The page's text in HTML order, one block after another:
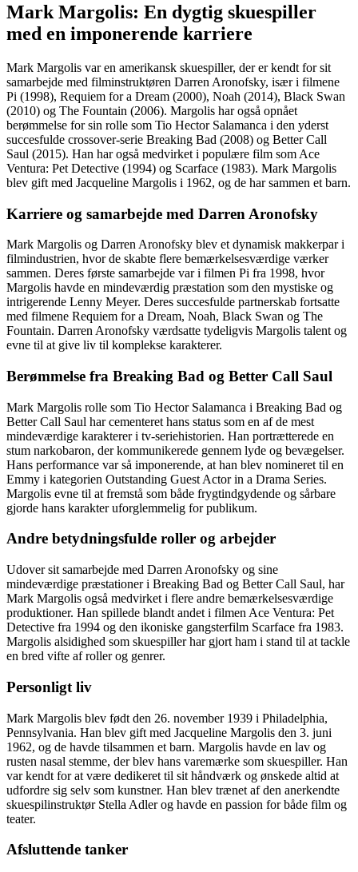
Mark Margolis: En dygtig skuespiller
med en imponerende karriere
Mark Margolis var en amerikansk skuespiller, der er kendt for sit
samarbejde med filminstruktøren Darren Aronofsky, især i filmene
Pi (1998), Requiem for a Dream (2000), Noah (2014), Black Swan
(2010) og The Fountain (2006). Margolis har også opnået
berømmelse for sin rolle som Tio Hector Salamanca i den yderst
succesfulde crossover-serie Breaking Bad (2008) og Better Call
Saul (2015). Han har også medvirket i populære film som Ace
Ventura: Pet Detective (1994) og Scarface (1983). Mark Margolis
blev gift med Jacqueline Margolis i 1962, og de har sammen et barn.
Karriere og samarbejde med Darren Aronofsky
Mark Margolis og Darren Aronofsky blev et dynamisk makkerpar i
filmindustrien, hvor de skabte flere bemærkelsesværdige værker
sammen. Deres første samarbejde var i filmen Pi fra 1998, hvor
Margolis havde en mindeværdig præstation som den mystiske og
intrigerende Lenny Meyer. Deres succesfulde partnerskab fortsatte
med filmene Requiem for a Dream, Noah, Black Swan og The
Fountain. Darren Aronofsky værdsatte tydeligvis Margolis talent og
evne til at give liv til komplekse karakterer.
Berømmelse fra Breaking Bad og Better Call Saul
Mark Margolis rolle som Tio Hector Salamanca i Breaking Bad og
Better Call Saul har cementeret hans status som en af ​​de mest
mindeværdige karakterer i tv-seriehistorien. Han portrætterede en
stum narkobaron, der kommunikerede gennem lyde og bevægelser.
Hans performance var så imponerende, at han blev nomineret til en
Emmy i kategorien Outstanding Guest Actor in a Drama Series.
Margolis evne til at fremstå som både frygtindgydende og sårbare
gjorde hans karakter uforglemmelig for publikum.
Andre betydningsfulde roller og arbejder
Udover sit samarbejde med Darren Aronofsky og sine
mindeværdige præstationer i Breaking Bad og Better Call Saul, har
Mark Margolis også medvirket i flere andre bemærkelsesværdige
produktioner. Han spillede blandt andet i filmen Ace Ventura: Pet
Detective fra 1994 og den ikoniske gangsterfilm Scarface fra 1983.
Margolis alsidighed som skuespiller har gjort ham i stand til at tackle
en bred vifte af roller og genrer.
Personligt liv
Mark Margolis blev født den 26. november 1939 i Philadelphia,
Pennsylvania. Han blev gift med Jacqueline Margolis den 3. juni
1962, og de havde tilsammen et barn. Margolis havde en lav og
rusten nasal stemme, der blev hans varemærke som skuespiller. Han
var kendt for at være dedikeret til sit håndværk og ønskede altid at
udfordre sig selv som kunstner. Han blev trænet af den anerkendte
skuespilinstruktør Stella Adler og havde en passion for både film og
teater.
Afsluttende tanker